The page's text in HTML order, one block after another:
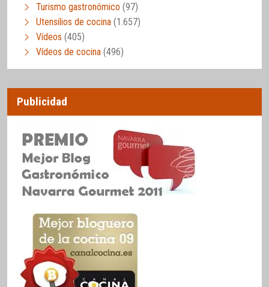
Turismo gastronómico (97)
Utensilios de cocina (1.657)
Vídeos (405)
Vídeos de cocina (496)
Publicidad